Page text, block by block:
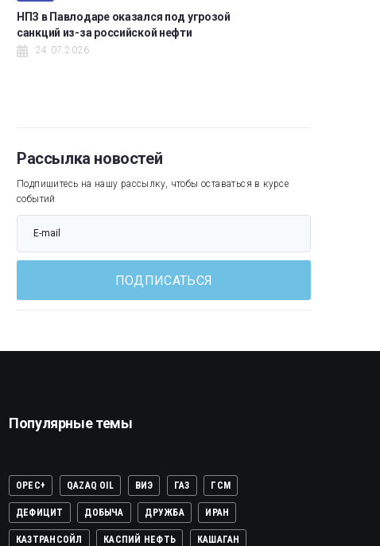
НПЗ в Павлодаре оказался под угрозой
санкций из-за российской нефти
24.07.2026
Рассылка новостей
Подпишитесь на нашу рассылку, чтобы оставаться в курсе
событий
ПОДПИСАТЬСЯ
Популярные темы
OPEC+ QAZAQ OIL ВИЭ ГАЗ ГСМ
ДЕФИЦИТ ДОБЫЧА ДРУЖБА ИРАН
КАЗТРАНСОЙЛ КАСПИЙ НЕФТЬ КАШАГАН